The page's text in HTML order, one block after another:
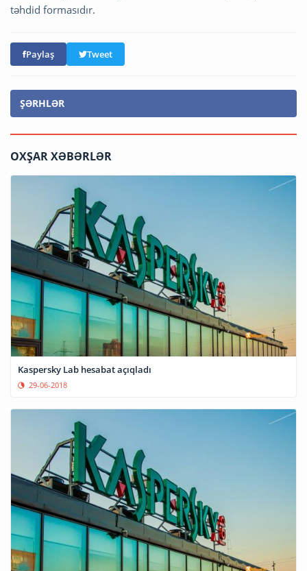
təhdid formasıdır.
Paylaş Tweet
ŞƏRHLƏR
OXŞAR XƏBƏRLƏR
Kaspersky Lab hesabat açıqladı
29-06-2018